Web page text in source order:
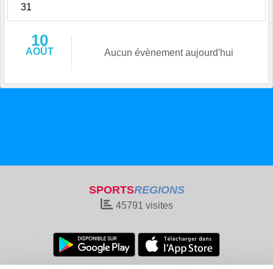
31
10
AOÛT Aucun évènement aujourd'hui
SPORTSREGIONS
45791 visites